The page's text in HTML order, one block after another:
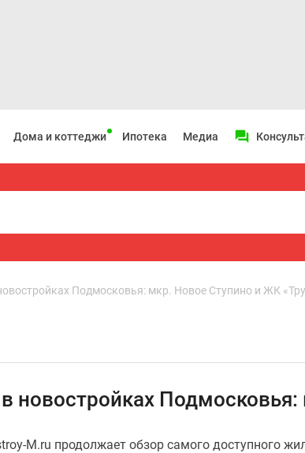
Дома и коттеджи Ипотека Медиа
Подмосковья: мкр. Новое Ступино и ЖК
новостройках
M.ru продолжает обзор самого доступного